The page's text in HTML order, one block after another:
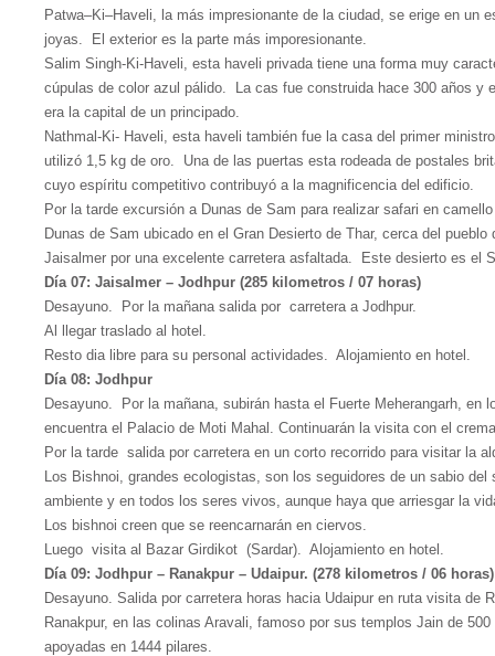
Patwa–Ki–Haveli, la más impresionante de la ciudad, se erige en
joyas. El exterior es la parte más imporesionante.
Salim Singh-Ki-Haveli, esta haveli privada tiene una forma muy
cúpulas de color azul pálido. La cas fue construida hace 300 años y
era la capital de un principado.
Nathmal-Ki- Haveli, esta haveli también fue la casa del primer
utilizó 1,5 kg de oro. Una de las puertas esta rodeada de postales
cuyo espíritu competitivo contribuyó a la magnificencia del edificio.
Por la tarde excursión a Dunas de Sam para realizar safari en
Dunas de Sam ubicado en el Gran Desierto de Thar, cerca del
Jaisalmer por una excelente carretera asfaltada. Este desierto es el
Día 07: Jaisalmer – Jodhpur (285 kilometros / 07 horas)
Desayuno. Por la mañana salida por carretera a Jodhpur.
Al llegar traslado al hotel.
Resto dia libre para su personal actividades. Alojamiento en hotel.
Día 08: Jodhpur
Desayuno. Por la mañana, subirán hasta el Fuerte Meherangarh,
encuentra el Palacio de Moti Mahal. Continuarán la visita con el
Por la tarde salida por carretera en un corto recorrido para visitar la
Los Bishnoi, grandes ecologistas, son los seguidores de un sabio
ambiente y en todos los seres vivos, aunque haya que arriesgar la
Los bishnoi creen que se reencarnarán en ciervos.
Luego visita al Bazar Girdikot (Sardar). Alojamiento en hotel.
Día 09: Jodhpur – Ranakpur – Udaipur. (278 kilometros / 06 horas)
Desayuno. Salida por carretera horas hacia Udaipur en ruta visita de
Ranakpur, en las colinas Aravali, famoso por sus templos Jain de
apoyadas en 1444 pilares.